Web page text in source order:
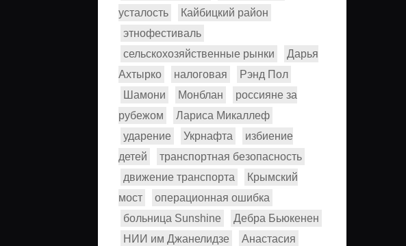
усталость
Кайбицкий район
этнофестиваль
сельскохозяйственные рынки
Дарья
Ахтырко
налоговая
Рэнд Пол
Шамони
Монблан
россияне за
рубежом
Лариса Микаллеф
ударение
Укрнафта
избиение
детей
транспортная безопасность
движение транспорта
Крымский
мост
операционная ошибка
больница Sunshine
Дебра Бьюкенен
НИИ им Джанелидзе
Анастасия